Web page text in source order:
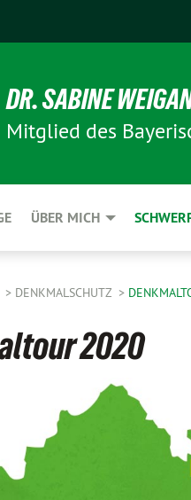
DR. SABINE
Mitglied des
ÜBER MICH
DENKMALSCHUTZ
2020